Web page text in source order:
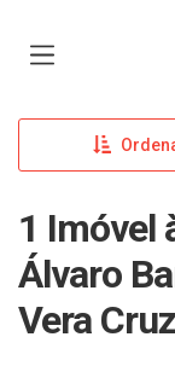
1 Imóvel
Álvaro
Vera